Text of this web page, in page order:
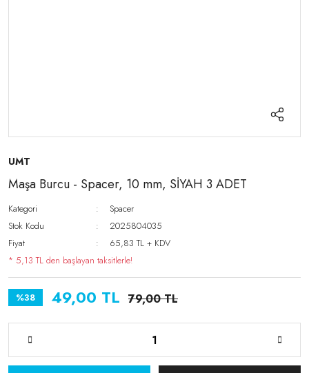
UMT
Maşa Burcu - Spacer, 10 mm, SİYAH 3 ADET
Kategori
Spacer
Stok Kodu
2025804035
Fiyat
65,83 TL + KDV
* 5,13 TL den başlayan taksitlerle!
%38 49,00 TL 79,00 TL